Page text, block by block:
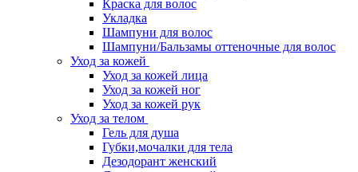
Краска для волос
Укладка
Шампуни для волос
Шампуни/Бальзамы оттеночные для волос
Уход за кожей
Уход за кожей лица
Уход за кожей ног
Уход за кожей рук
Уход за телом
Гель для душа
Губки,мочалки для тела
Дезодорант женский